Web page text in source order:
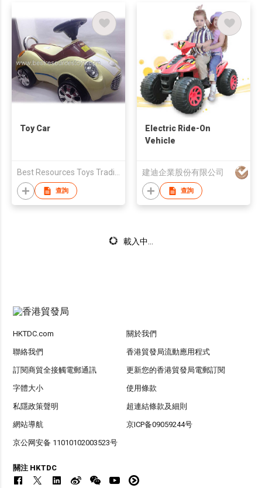
Toy Car
Best Resources Toys Trading Company Limited
查詢
Electric Ride-On
Vehicle
建迪企業股份有限公司
查詢
載入中...
HKTDC.com 關於我們
聯絡我們 香港貿發局流動應用程式
訂閱商貿全接觸電郵通訊 更新您的香港貿發局電郵訂閱
字體大小 使用條款
私隱政策聲明 超連結條款及細則
網站導航 京ICP备09059244号
京公网安备 11010102003523号
關注 HKTDC